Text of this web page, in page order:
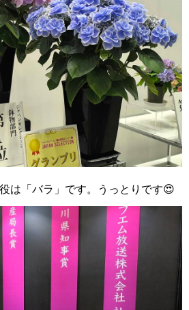
は「バラ」です。うっとりです😍